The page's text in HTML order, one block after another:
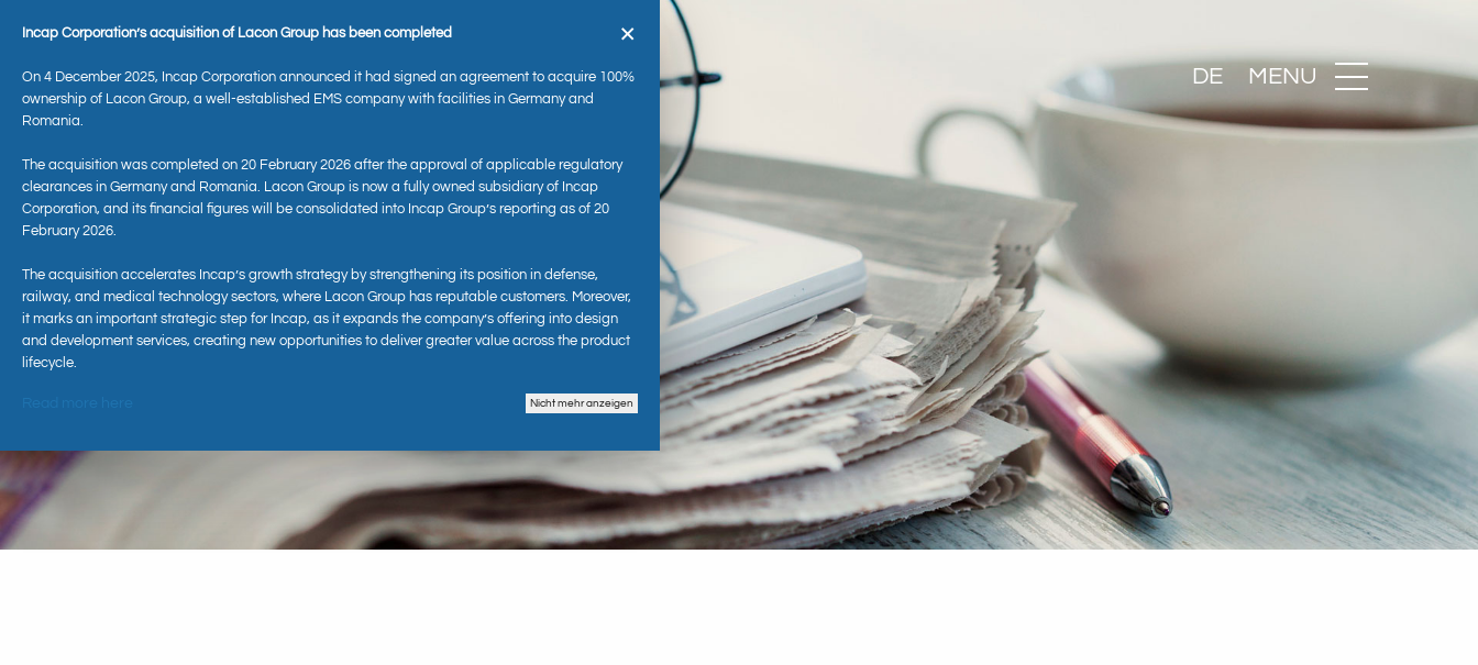
MENU
DE
Aktuelles
×
Incap Corporation’s acquisition of Lacon Group has been completed
On 4 December 2025, Incap Corporation announced it had signed an agreement to acquire 100%
ownership of Lacon Group, a well-established EMS company with facilities in Germany and
Romania.
The acquisition was completed on 20 February 2026 after the approval of applicable regulatory
clearances in Germany and Romania. Lacon Group is now a fully owned subsidiary of Incap
Corporation, and its financial figures will be consolidated into Incap Group’s reporting as of 20
February 2026.
The acquisition accelerates Incap’s growth strategy by strengthening its position in defense,
railway, and medical technology sectors, where Lacon Group has reputable customers. Moreover,
it marks an important strategic step for Incap, as it expands the company’s offering into design
and development services, creating new opportunities to deliver greater value across the product
lifecycle.
Nicht mehr anzeigen